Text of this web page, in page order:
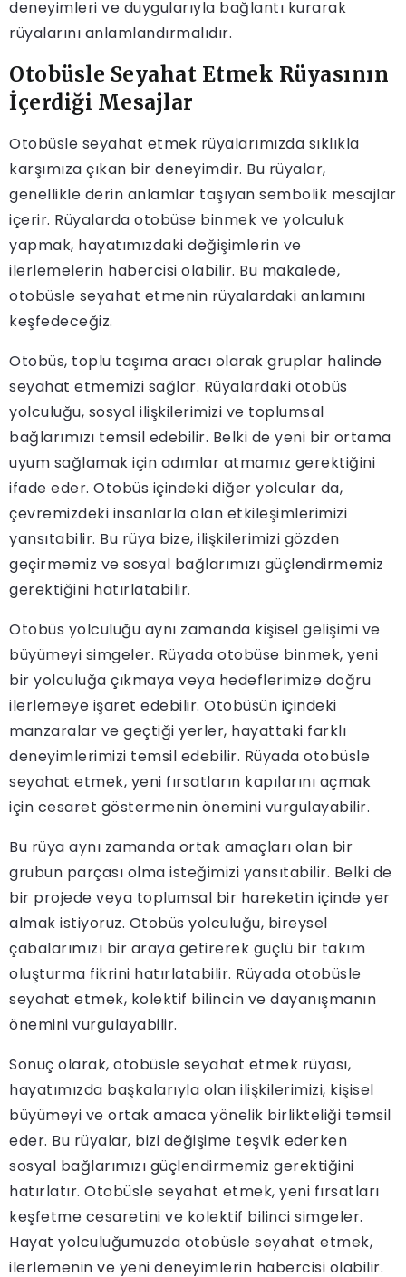
deneyimleri ve duygularıyla bağlantı kurarak
rüyalarını anlamlandırmalıdır.
Otobüsle Seyahat Etmek Rüyasının
İçerdiği Mesajlar
Otobüsle seyahat etmek rüyalarımızda sıklıkla
karşımıza çıkan bir deneyimdir. Bu rüyalar,
genellikle derin anlamlar taşıyan sembolik mesajlar
içerir. Rüyalarda otobüse binmek ve yolculuk
yapmak, hayatımızdaki değişimlerin ve
ilerlemelerin habercisi olabilir. Bu makalede,
otobüsle seyahat etmenin rüyalardaki anlamını
keşfedeceğiz.
Otobüs, toplu taşıma aracı olarak gruplar halinde
seyahat etmemizi sağlar. Rüyalardaki otobüs
yolculuğu, sosyal ilişkilerimizi ve toplumsal
bağlarımızı temsil edebilir. Belki de yeni bir ortama
uyum sağlamak için adımlar atmamız gerektiğini
ifade eder. Otobüs içindeki diğer yolcular da,
çevremizdeki insanlarla olan etkileşimlerimizi
yansıtabilir. Bu rüya bize, ilişkilerimizi gözden
geçirmemiz ve sosyal bağlarımızı güçlendirmemiz
gerektiğini hatırlatabilir.
Otobüs yolculuğu aynı zamanda kişisel gelişimi ve
büyümeyi simgeler. Rüyada otobüse binmek, yeni
bir yolculuğa çıkmaya veya hedeflerimize doğru
ilerlemeye işaret edebilir. Otobüsün içindeki
manzaralar ve geçtiği yerler, hayattaki farklı
deneyimlerimizi temsil edebilir. Rüyada otobüsle
seyahat etmek, yeni fırsatların kapılarını açmak
için cesaret göstermenin önemini vurgulayabilir.
Bu rüya aynı zamanda ortak amaçları olan bir
grubun parçası olma isteğimizi yansıtabilir. Belki de
bir projede veya toplumsal bir hareketin içinde yer
almak istiyoruz. Otobüs yolculuğu, bireysel
çabalarımızı bir araya getirerek güçlü bir takım
oluşturma fikrini hatırlatabilir. Rüyada otobüsle
seyahat etmek, kolektif bilincin ve dayanışmanın
önemini vurgulayabilir.
Sonuç olarak, otobüsle seyahat etmek rüyası,
hayatımızda başkalarıyla olan ilişkilerimizi, kişisel
büyümeyi ve ortak amaca yönelik birlikteliği temsil
eder. Bu rüyalar, bizi değişime teşvik ederken
sosyal bağlarımızı güçlendirmemiz gerektiğini
hatırlatır. Otobüsle seyahat etmek, yeni fırsatları
keşfetme cesaretini ve kolektif bilinci simgeler.
Hayat yolculuğumuzda otobüsle seyahat etmek,
ilerlemenin ve yeni deneyimlerin habercisi olabilir.